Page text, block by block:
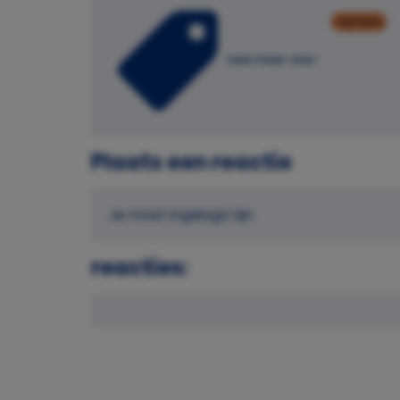
Lees meer over:
Plaats een reactie
Je moet ingelogd zijn
reacties: